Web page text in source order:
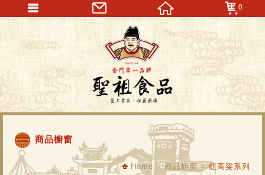
商品櫥窗
Home>商品櫥窗>紅高粱系列
0